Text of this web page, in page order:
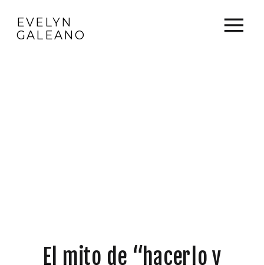
EVELYN
GALEANO
El mito de “hacerlo y